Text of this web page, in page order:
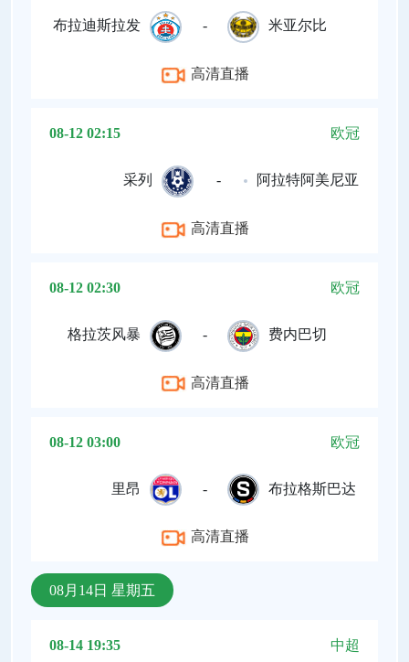
布拉迪斯拉发 - 米亚尔比
高清直播
08-12 02:15 欧冠
采列 - 阿拉特阿美尼亚
高清直播
08-12 02:30 欧冠
格拉茨风暴 - 费内巴切
高清直播
08-12 03:00 欧冠
里昂 - 布拉格斯巴达
高清直播
08月14日 星期五
08-14 19:35 中超